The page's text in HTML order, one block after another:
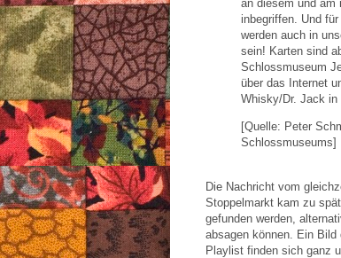
an diesem und am
inbegriffen. Und
werden auch in
sein! Karten sind
Schlossmuseum
über das Internet
Whisky/Dr. Jack in
[Quelle: Peter
Schlossmuseums]
Die Nachricht vom
Stoppelmarkt kam zu
gefunden werden,
absagen können. Ein
Playlist finden sich ganz